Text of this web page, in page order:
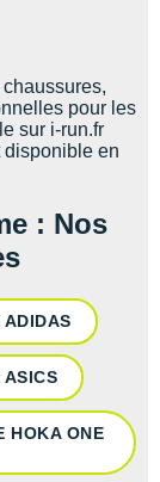
pour les
sur i-run.fr
disponible en
: Nos
ADIDAS
ASICS
HOKA ONE